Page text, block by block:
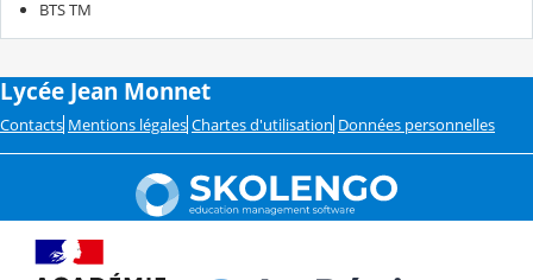
BTS TM
Lycée Jean Monnet
Contacts Mentions légales Chartes d'utilisation Données personnelles